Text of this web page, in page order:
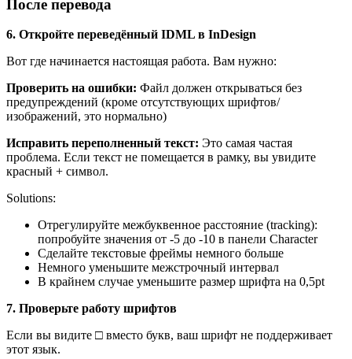
После перевода
6. Откройте переведённый IDML в InDesign
Вот где начинается настоящая работа. Вам нужно:
Проверить на ошибки: Файл должен открываться без
предупреждений (кроме отсутствующих шрифтов/
изображений, это нормально)
Исправить переполненный текст: Это самая частая
проблема. Если текст не помещается в рамку, вы увидите
красный + символ.
Solutions:
Отрегулируйте межбуквенное расстояние (tracking):
попробуйте значения от -5 до -10 в панели Character
Сделайте текстовые фреймы немного больше
Немного уменьшите межстрочный интервал
В крайнем случае уменьшите размер шрифта на 0,5pt
7. Проверьте работу шрифтов
Если вы видите □ вместо букв, ваш шрифт не поддерживает
этот язык.